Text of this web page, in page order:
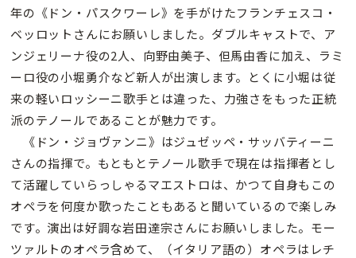
年の《ドン・パスクワーレ》を手がけたフランチェスコ・
ベッロットさんにお願いしました。ダブルキャストで、ア
ンジェリーナ役の2人、向野由美子、但馬由香に加え、ラミ
ーロ役の小堀勇介など新人が出演します。とくに小堀は従
来の軽いロッシーニ歌手とは違った、力強さをもった正統
派のテノールであることが魅力です。
《ドン・ジョヴァンニ》はジュゼッペ・サッバティーニ
さんの指揮で。もともとテノール歌手で現在は指揮者とし
て活躍していらっしゃるマエストロは、かつて自身もこの
オペラを何度か歌ったこともあると聞いているので楽しみ
です。演出は好調な岩田達宗さんにお願いしました。モー
ツァルトのオペラ含めて、（イタリア語の）オペラはレチ